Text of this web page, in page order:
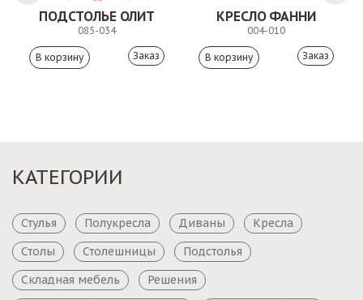
ПОДСТОЛЬЕ ОЛИТ
085-034
Заказ
КРЕСЛО ФАННИ
004-010
Заказ
КАТЕГОРИИ
Стулья Полукресла Диваны
Кресла
Столы
Столешницы
Подстолья
Складная мебель
Решения